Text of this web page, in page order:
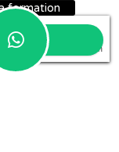
formation
Google Instagram